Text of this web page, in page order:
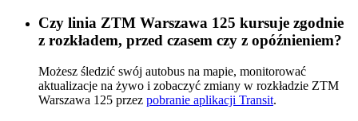
Czy linia ZTM Warszawa 125 kursuje zgodnie
z rozkładem, przed czasem czy z opóźnieniem?
Możesz śledzić swój autobus na mapie, monitorować
aktualizacje na żywo i zobaczyć zmiany w rozkładzie ZTM
Warszawa 125 przez pobranie aplikacji Transit.